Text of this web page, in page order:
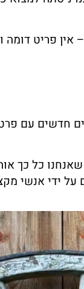
אין פריט
עם
כל כך
ידי אנשי